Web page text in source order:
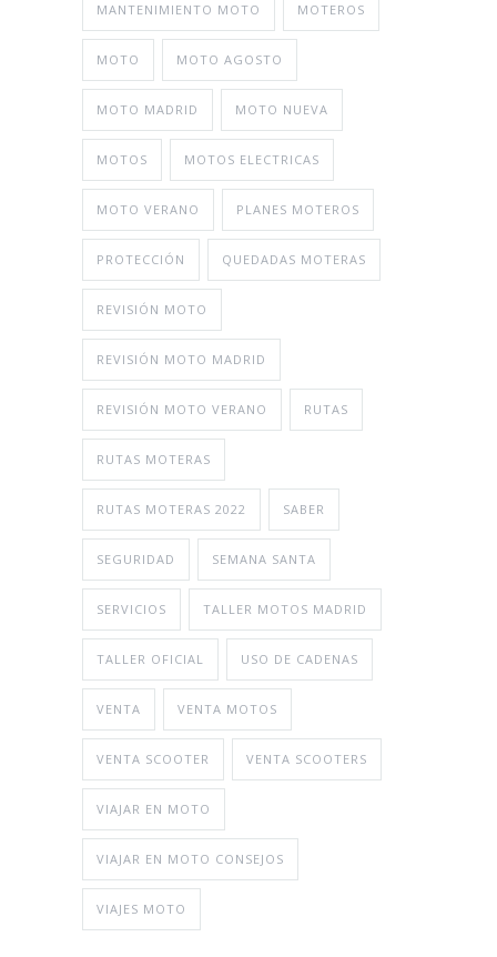
MANTENIMIENTO MOTO MOTEROS
MOTO MOTO AGOSTO
MOTO MADRID MOTO NUEVA
MOTOS MOTOS ELECTRICAS
MOTO VERANO PLANES MOTEROS
PROTECCIÓN QUEDADAS MOTERAS
REVISIÓN MOTO
REVISIÓN MOTO MADRID
REVISIÓN MOTO VERANO RUTAS
RUTAS MOTERAS
RUTAS MOTERAS 2022 SABER
SEGURIDAD SEMANA SANTA
SERVICIOS TALLER MOTOS MADRID
TALLER OFICIAL USO DE CADENAS
VENTA VENTA MOTOS
VENTA SCOOTER VENTA SCOOTERS
VIAJAR EN MOTO
VIAJAR EN MOTO CONSEJOS
VIAJES MOTO